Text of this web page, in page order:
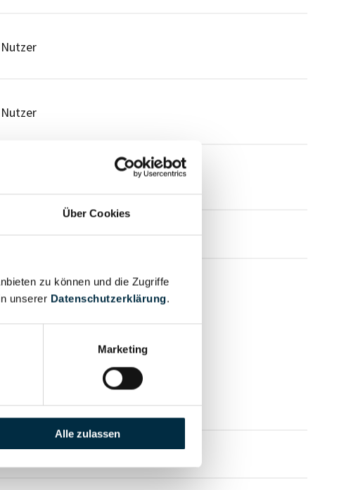
Über Cookies
zu können und die Zugriffe
unserer Datenschutzerklärung.
Marketing
Alle zulassen
anfragen